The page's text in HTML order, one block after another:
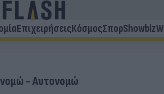
ΕπιχειρήσειςΚόσμοςΣπορShowbiz
- Αυτονομώ